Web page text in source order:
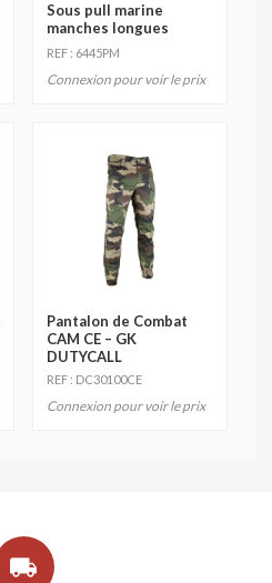
Sous pull marine
manches longues
REF : 6445PM
Connexion pour voir le prix
Pantalon de Combat
CAM CE – GK
DUTYCALL
REF : DC30100CE
Connexion pour voir le prix
